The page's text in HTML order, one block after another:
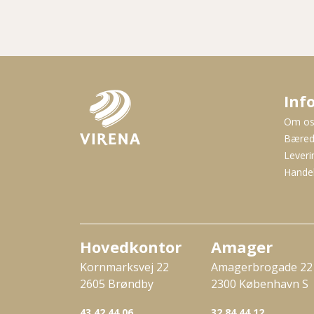
Om os
Hovedkontor
Kornmarksvej 22
2605 Brøndby
Amager
Amagerbrogade
2300 København S